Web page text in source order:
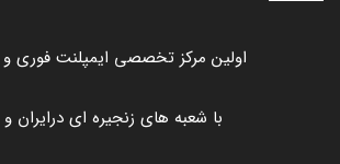
اولین مرکز تخصصی ایمپلنت فوری و
با شعبه های زنجیره ای درایران و